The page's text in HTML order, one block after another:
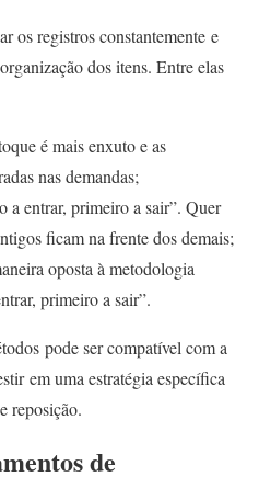
os registros constantemente e
dos itens. Entre elas
é mais enxuto e as
nas demandas;
a entrar, primeiro a sair”. Quer
ficam na frente dos demais;
oposta à metodologia
primeiro a sair”.
pode ser compatível com a
em uma estratégia específica
reposição.
de